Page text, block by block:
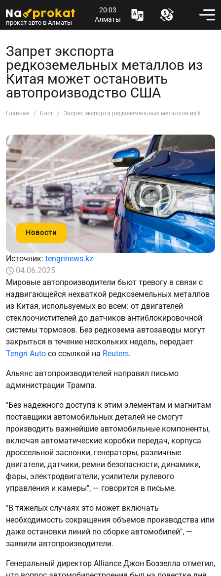
прокат авто в Алматы
20:03
Алматы
Запрет экспорта
редкоземельных металлов из
Китая может остановить
автопроизводство США
Главная Блог Запрет экспорта редкоземельных металлов из
Новости
Источник: tengrinews.kz
04.06.2025
Мировые автопроизводители бьют тревогу в связи с
надвигающейся нехваткой редкоземельных металлов
из Китая, используемых во всем: от двигателей
стеклоочистителей до датчиков антиблокировочной
системы тормозов. Без редкозема автозаводы могут
закрыться в течение нескольких недель, передает
Tengri Auto со ссылкой на Reuters.
Альянс автопроизводителей направил письмо
администрации Трампа.
"Без надежного доступа к этим элементам и магнитам
поставщики автомобильных деталей не смогут
производить важнейшие автомобильные компоненты,
включая автоматические коробки передач, корпуса
дроссельной заслонки, генераторы, различные
двигатели, датчики, ремни безопасности, динамики,
фары, электродвигатели, усилители рулевого
управления и камеры", — говорится в письме.
"В тяжелых случаях это может включать
необходимость сокращения объемов производства или
даже остановки линий по сборке автомобилей", —
заявили автопроизводители.
Генеральный директор Alliance Джон Боззелла отметил,